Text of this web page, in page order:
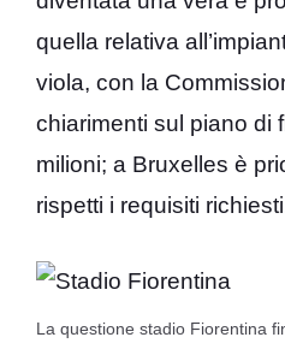
quella relativa
viola, con la
chiarimenti sul piano di
milioni; a Bruxelles è
rispetti i requisiti
La questione stadio Fiorentina